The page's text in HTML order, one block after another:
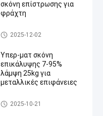
σκόνη επίστρωσης για
φράχτη
Θερμοστεκτική επίστρωση
σκόνης
2025-12-02
Υπερ-ματ σκόνη
επικάλυψης 7-95%
λάμψη 25kg για
μεταλλικές επιφάνειες
Θερμοστεκτική επίστρωση
σκόνης
2025-10-21